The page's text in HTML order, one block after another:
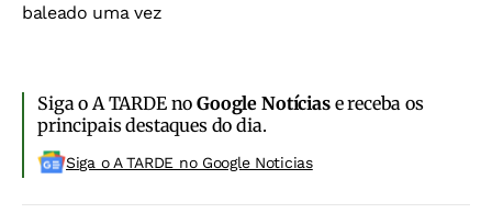
baleado uma vez
Siga o A TARDE noGoogle Notíciase receba os
principais destaques do dia.
Siga o A TARDE no Google Noticias